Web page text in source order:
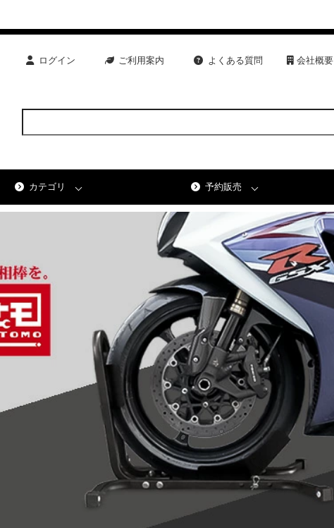
ログイン ご利用案内 よくある質問 会社概要
カテゴリ 予約販売